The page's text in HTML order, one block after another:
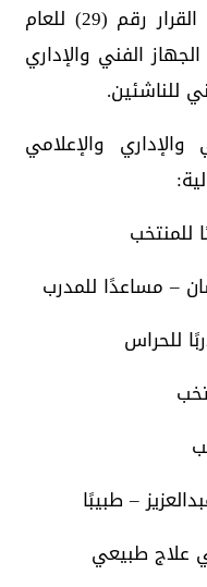
أصدر الاتحاد اليمني لكرة القدم القرار رقم (29) للعام
الفني والإداري
للناشئين.
والإعلامي
للمنتخب
– مساعدًا للمدرب
للحراس
– طبيبًا
علاج طبيعي